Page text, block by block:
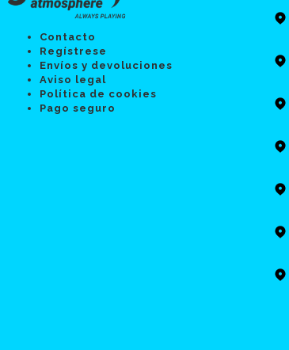
Contacto
Regístrese
Envíos y devoluciones
Aviso legal
Política de cookies
Pago seguro